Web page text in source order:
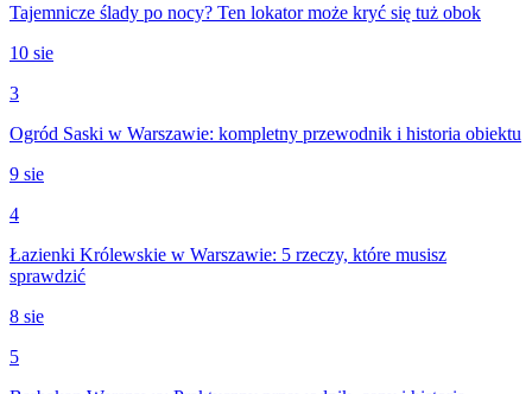
Tajemnicze ślady po nocy? Ten lokator może kryć się tuż obok
10 sie
3
Ogród Saski w Warszawie: kompletny przewodnik i historia obiektu
9 sie
4
Łazienki Królewskie w Warszawie: 5 rzeczy, które musisz
sprawdzić
8 sie
5